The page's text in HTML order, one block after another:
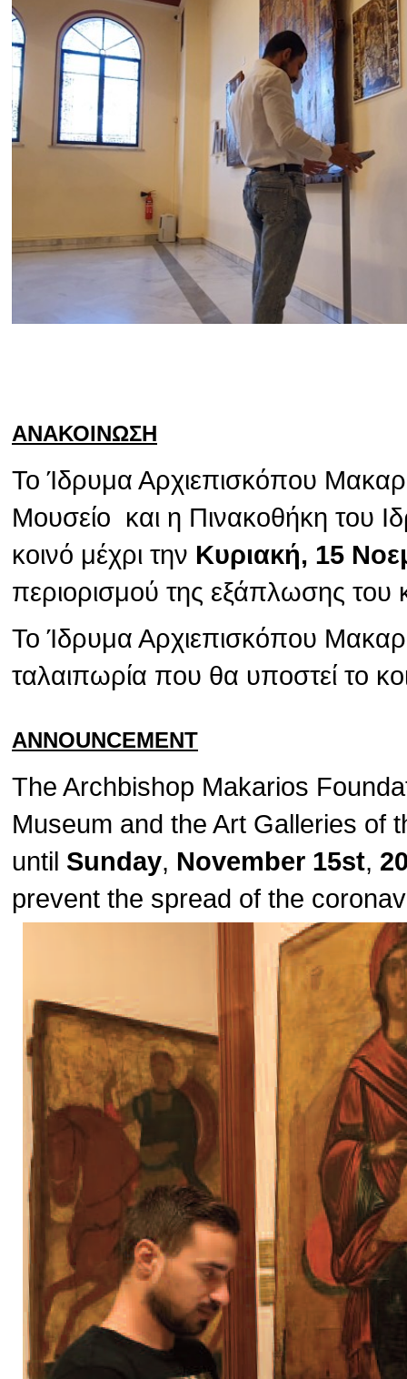
ΑΝΑΚΟΙΝΩΣΗ
Το Ίδρυμα Αρχιεπισκόπου
Μουσείο και η Πινακοθήκη του
κοινό μέχρι την Κυριακή, 15
περιορισμού της εξάπλωσης του
Το Ίδρυμα Αρχιεπισκόπου
ταλαιπωρία που θα υποστεί το
ANNOUNCEMENT
The Archbishop Makarios
Museum and the Art Galleries of
until Sunday, November 15st,
prevent the spread of the